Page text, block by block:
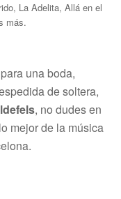
La Adelita, Allá en el
más.
una boda,
de soltera,
, no dudes en
mejor de la música